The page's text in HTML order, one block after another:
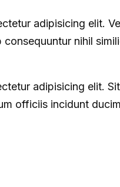
adipisicing elit.
nihil
adipisicing elit.
officiis incidunt